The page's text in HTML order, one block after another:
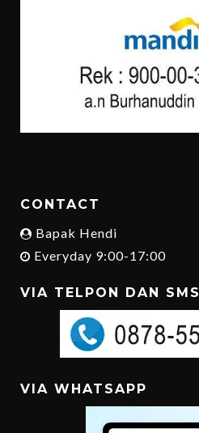
CONTACT
Bapak Hendi
Everyday 9:00-17:00
VIA TELPON DAN SMS
VIA WHATSAPP